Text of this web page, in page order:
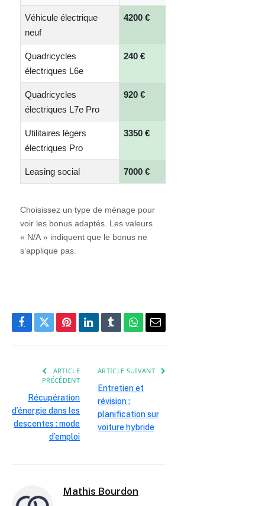
Véhicule électrique
neuf
4200 €
Quadricycles
électriques L6e
240 €
Quadricycles
électriques L7e Pro
920 €
Utilitaires légers
électriques Pro
3350 €
Leasing social 7000 €
Choisissez un type de ménage pour
voir les bonus adaptés. Les valeurs
« N/A » indiquent que le bonus ne
s’applique pas.
Facebook
TwitterPinterestLinkedInTumblrWhatsApp
E-
ARTICLE
PRÉCÉDENT
Récupération
d’énergie dans les
descentes : mode
d’emploi
ARTICLE SUIVANT
Entretien et
révision :
planification sur
voiture hybride
Mathis Bourdon